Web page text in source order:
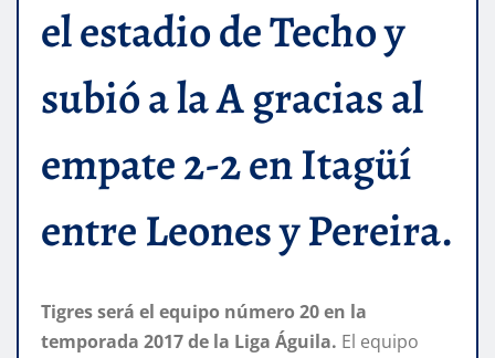
el estadio de Techo y
subió a la A gracias al
empate 2-2 en Itagüí
entre Leones y Pereira.
Tigres será el equipo número 20 en la
temporada 2017 de la Liga Águila. El equipo